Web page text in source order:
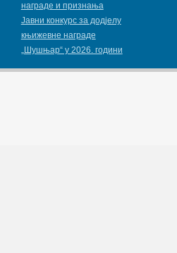
награде и признања
Јавни конкурс за додјелу
књижевнe наградe
„Шушњар“ у 2026. години